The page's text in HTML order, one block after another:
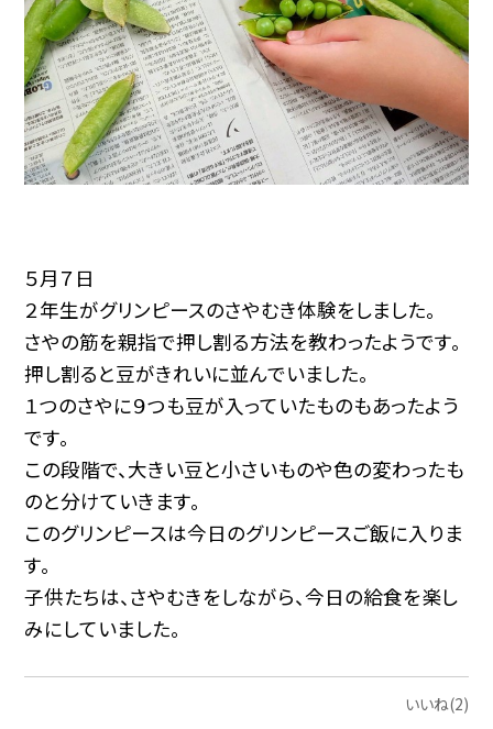
５月７日
２年生がグリンピースのさやむき体験をしました。
さやの筋を親指で押し割る方法を教わったようです。
押し割ると豆がきれいに並んでいました。
１つのさやに９つも豆が入っていたものもあったよう
です。
この段階で、大きい豆と小さいものや色の変わったも
のと分けていきます。
このグリンピースは今日のグリンピースご飯に入りま
す。
子供たちは、さやむきをしながら、今日の給食を楽し
みにしていました。
いいね(2)